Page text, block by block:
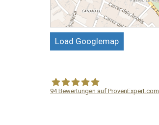
Load Googlemap
94Bewertungen auf ProvenExpert.com